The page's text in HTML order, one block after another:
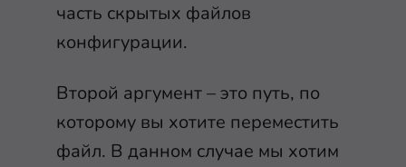
часть скрытых файлов
конфигурации.
Второй аргумент – это путь, по
которому вы хотите переместить
файл. В данном случае мы хотим